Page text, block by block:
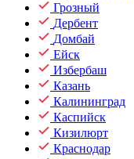
Грозный
Дербент
Домбай
Ейск
Избербаш
Казань
Калининград
Каспийск
Кизилюрт
Краснодар